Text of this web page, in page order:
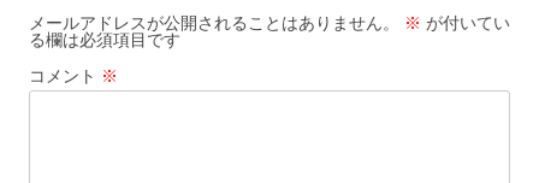
ー
シ
ョ
メールアドレスが公開されることはありません。 ※ が付いてい
る欄は必須項目です
コメント ※